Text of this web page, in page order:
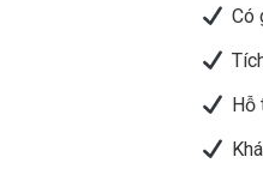
Có
Hỗ